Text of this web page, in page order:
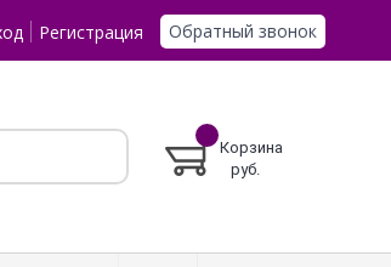
Регистрация Обратный звонок
Корзина
руб.